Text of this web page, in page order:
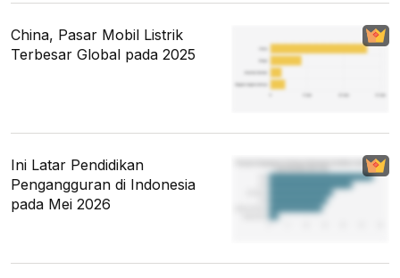
China, Pasar Mobil Listrik
Terbesar Global pada 2025
Ini Latar Pendidikan
Pengangguran di Indonesia
pada Mei 2026